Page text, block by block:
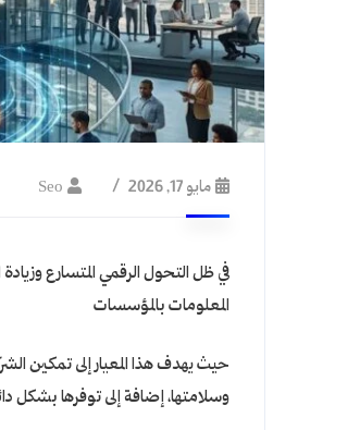
مايو 17, 2026 Seo
المعلومات بالمؤسسات
حيث يهدف هذا المعيار إلى تمكين
وسلامتها، إضافة إلى توفرها بشكل